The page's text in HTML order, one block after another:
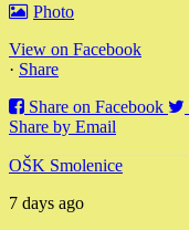
Photo
View on Facebook
· Share
Share on Facebook
Share by Email
OŠK Smolenice
7 days ago